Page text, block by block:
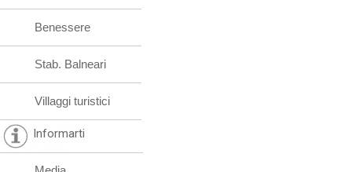
Benessere
Stab. Balneari
Villaggi turistici
Informarti